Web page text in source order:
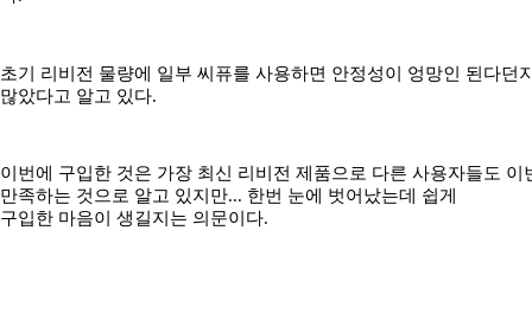
초기 리비전 물량에 일부 씨퓨를 사용하면 안정성이 엉망인 된다던
많았다고 알고 있다.
이번에 구입한 것은 가장 최신 리비전 제품으로 다른 사용자들도 이
만족하는 것으로 알고 있지만... 한번 눈에 벗어났는데 쉽게
구입한 마음이 생길지는 의문이다.